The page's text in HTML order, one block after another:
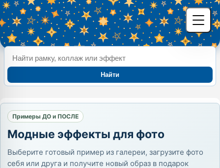
Найти
Примеры ДО и ПОСЛЕ
Модные эффекты для фото
Выберите готовый пример из галереи, загрузите фото
себя или друга и получите новый образ в подарок